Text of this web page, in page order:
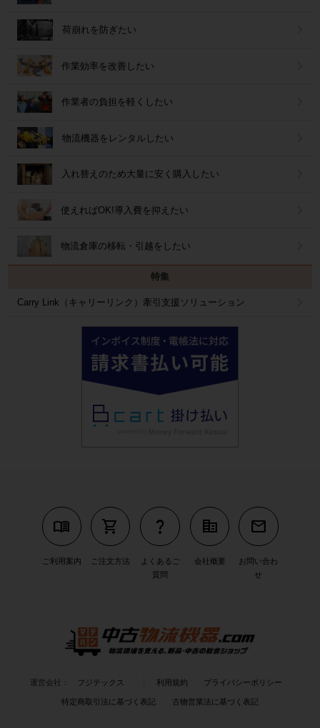
荷崩れを防ぎたい
作業効率を改善したい
作業者の負担を軽くしたい
物流機器をレンタルしたい
入れ替えのため大量に安く購入したい
使えればOK!導入費を抑えたい
物流倉庫の移転・引越をしたい
特集
Carry Link（キャリーリンク）牽引支援ソリューション
menu_book
ご利用案内
shopping_cart
ご注文方法
question_mark
よくあるご
質問
corporate_fare
会社概要
mail
お問い合わ
せ
運営会社： フジテックス 利用規約 プライバシーポリシー
特定商取引法に基づく表記 古物営業法に基づく表記